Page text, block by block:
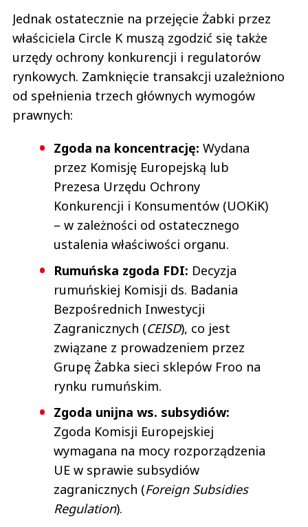
Jednak ostatecznie na przejęcie Żabki przez
właściciela Circle K muszą zgodzić się także
urzędy ochrony konkurencji i regulatorów
rynkowych. Zamknięcie transakcji uzależniono
od spełnienia trzech głównych wymogów
prawnych:
Zgoda na koncentrację: Wydana
przez Komisję Europejską lub
Prezesa Urzędu Ochrony
Konkurencji i Konsumentów (UOKiK)
– w zależności od ostatecznego
ustalenia właściwości organu.
Rumuńska zgoda FDI: Decyzja
rumuńskiej Komisji ds. Badania
Bezpośrednich Inwestycji
Zagranicznych (CEISD), co jest
związane z prowadzeniem przez
Grupę Żabka sieci sklepów Froo na
rynku rumuńskim.
Zgoda unijna ws. subsydiów:
Zgoda Komisji Europejskiej
wymagana na mocy rozporządzenia
UE w sprawie subsydiów
zagranicznych (Foreign Subsidies
Regulation).